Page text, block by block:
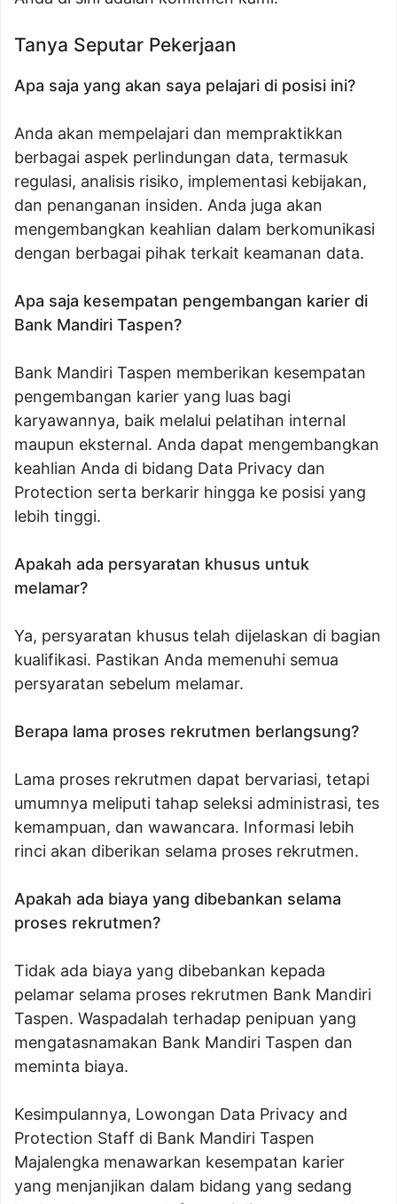
Tanya Seputar Pekerjaan
Apa saja yang akan saya pelajari di posisi ini?
Anda akan mempelajari dan mempraktikkan
berbagai aspek perlindungan data, termasuk
regulasi, analisis risiko, implementasi kebijakan,
dan penanganan insiden. Anda juga akan
mengembangkan keahlian dalam berkomunikasi
dengan berbagai pihak terkait keamanan data.
Apa saja kesempatan pengembangan karier di
Bank Mandiri Taspen?
Bank Mandiri Taspen memberikan kesempatan
pengembangan karier yang luas bagi
karyawannya, baik melalui pelatihan internal
maupun eksternal. Anda dapat mengembangkan
keahlian Anda di bidang Data Privacy dan
Protection serta berkarir hingga ke posisi yang
lebih tinggi.
Apakah ada persyaratan khusus untuk
melamar?
Ya, persyaratan khusus telah dijelaskan di bagian
kualifikasi. Pastikan Anda memenuhi semua
persyaratan sebelum melamar.
Berapa lama proses rekrutmen berlangsung?
Lama proses rekrutmen dapat bervariasi, tetapi
umumnya meliputi tahap seleksi administrasi, tes
kemampuan, dan wawancara. Informasi lebih
rinci akan diberikan selama proses rekrutmen.
Apakah ada biaya yang dibebankan selama
proses rekrutmen?
Tidak ada biaya yang dibebankan kepada
pelamar selama proses rekrutmen Bank Mandiri
Taspen. Waspadalah terhadap penipuan yang
mengatasnamakan Bank Mandiri Taspen dan
meminta biaya.
Kesimpulannya, Lowongan Data Privacy and
Protection Staff di Bank Mandiri Taspen
Majalengka menawarkan kesempatan karier
yang menjanjikan dalam bidang yang sedang